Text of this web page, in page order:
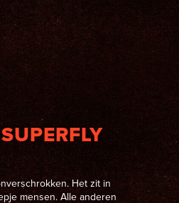
Het zit in
mensen. Alle anderen